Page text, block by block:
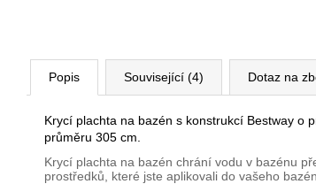
Popis Související (4) Dotaz na
Krycí plachta na bazén s konstrukcí Bestway o
průměru 305 cm.
Krycí plachta na bazén chrání vodu v bazénu
prostředků, které jste aplikovali do vašeho